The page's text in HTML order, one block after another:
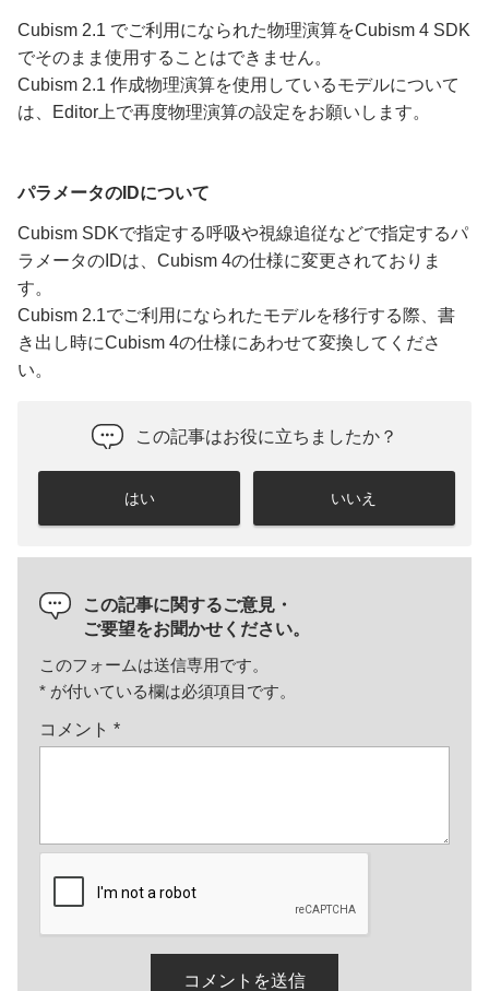
Cubism 2.1 でご利用になられた物理演算をCubism 4 SDK
でそのまま使用することはできません。
Cubism 2.1 作成物理演算を使用しているモデルについて
は、Editor上で再度物理演算の設定をお願いします。
パラメータのIDについて
Cubism SDKで指定する呼吸や視線追従などで指定するパ
ラメータのIDは、Cubism 4の仕様に変更されておりま
す。
Cubism 2.1でご利用になられたモデルを移行する際、書
き出し時にCubism 4の仕様にあわせて変換してくださ
い。
この記事はお役に立ちましたか？
はい いいえ
この記事に関するご意見・
ご要望をお聞かせください。
このフォームは送信専用です。
* が付いている欄は必須項目です。
コメント *